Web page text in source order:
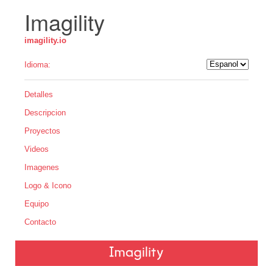
Imagility
imagility.io
Idioma:
Detalles
Descripcion
Proyectos
Videos
Imagenes
Logo & Icono
Equipo
Contacto